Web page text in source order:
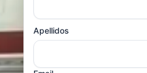
Apellidos